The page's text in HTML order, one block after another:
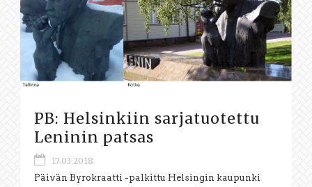
PB: Helsinkiin sarjatuotettu
Leninin patsas
17.03.2018
Päivän Byrokraatti -palkittu Helsingin kaupunki